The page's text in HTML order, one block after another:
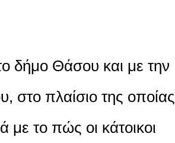
δήμο Θάσου και με την
στο πλαίσιο της οποίας
με το πώς οι κάτοικοι